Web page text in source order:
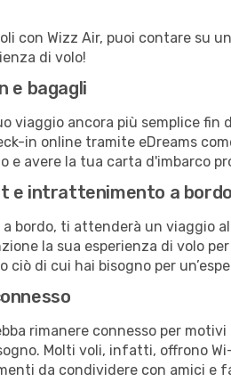
con Wizz Air, puoi contare su
di volo!
e bagagli
viaggio ancora più semplice fin
in online tramite eDreams
e avere la tua carta d'imbarco
e intrattenimento a bordo
a bordo, ti attenderà un viaggio
la sua esperienza di volo
ciò di cui hai bisogno per
rimanere connesso per
Molti voli, infatti, offrono
da condividere con amici e